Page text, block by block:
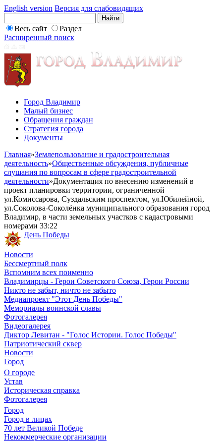
English version Версия для слабовидящих
Весь сайт
Раздел
Расширенный поиск
Город Владимир
Малый бизнес
Обращения граждан
Стратегия города
Документы
Главная»Землепользование и градостроительная
деятельность»Общественные обсуждения, публичные
слушания по вопросам в сфере градостроительной
деятельности»Документация по внесению изменений в
проект планировки территории, ограниченной
ул.Комиссарова, Суздальским проспектом, ул.Юбилейной,
ул.Соколова-Соколёнка муниципального образования город
Владимир, в части земельных участков с кадастровыми
номерами 33:22
День Победы
Новости
Бессмертный полк
Вспомним всех поименно
Владимирцы - Герои Советского Союза, Герои России
Никто не забыт, ничто не забыто
Медиапроект "Этот День Победы"
Мемориалы воинской славы
Фотогалерея
Видеогалерея
Диктор Левитан - "Голос Истории. Голос Победы"
Патриотический сквер
Новости
Город
О городе
Устав
Историческая справка
Фотогалерея
Город
Город в лицах
70 лет Великой Победе
Некоммерческие организации